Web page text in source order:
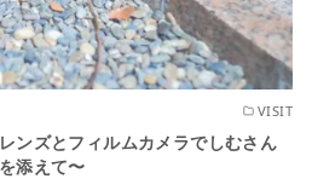
VISIT
ンズとフィルムカメラでしむさん
添えて〜